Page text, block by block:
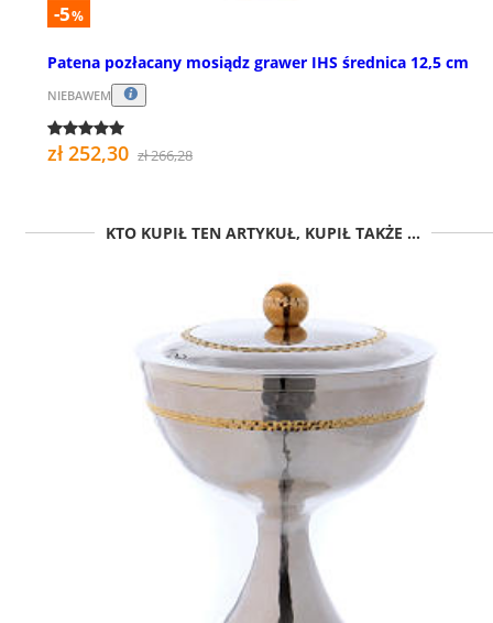
-5%
Patena pozłacany mosiądz grawer IHS średnica 12,5 cm
NIEBAWEM
zł 252,30 zł 266,28
KTO KUPIŁ TEN ARTYKUŁ, KUPIŁ TAKŻE ...